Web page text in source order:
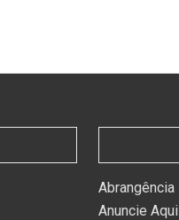
Abrangência
Anuncie Aqui